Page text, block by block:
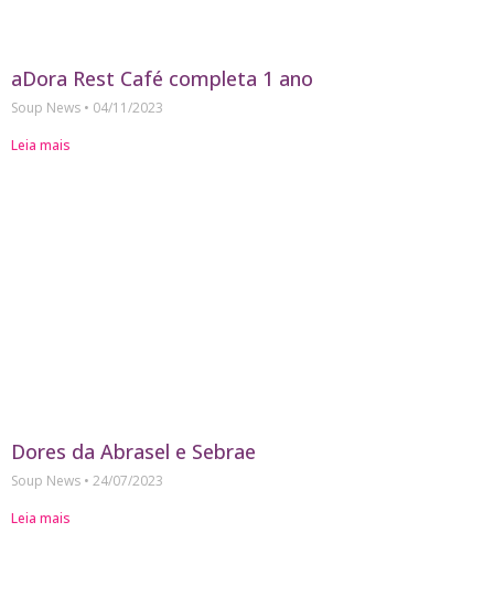
aDora Rest Café completa 1 ano
Soup News
04/11/2023
Leia mais
Dores da Abrasel e Sebrae
Soup News
24/07/2023
Leia mais